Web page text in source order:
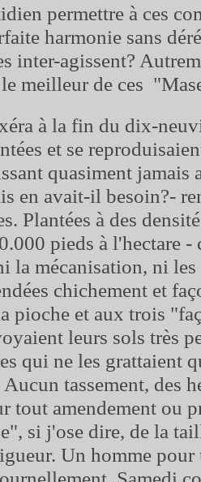
permettre à ces
harmonie sans
inter-agissent?
meilleur de ces
à la fin du dix-
et se
quasiment jamais
en avait-il besoin?-
Plantées à des
pieds à l'hectare -
la mécanisation, ni
chichement et
pioche et aux trois
leurs sols très
qui ne les grattaient
tassement, des
tout amendement ou
si j'ose dire, de la
Un homme pour